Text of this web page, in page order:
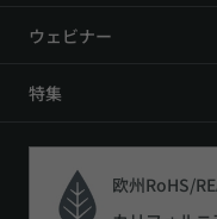
ウェビナー
特集
欧州RoHS/